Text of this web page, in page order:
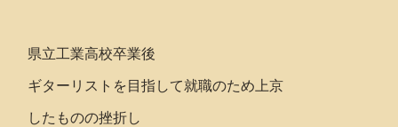
県立工業高校卒業後
ギターリストを目指して就職のため上京
したものの挫折し